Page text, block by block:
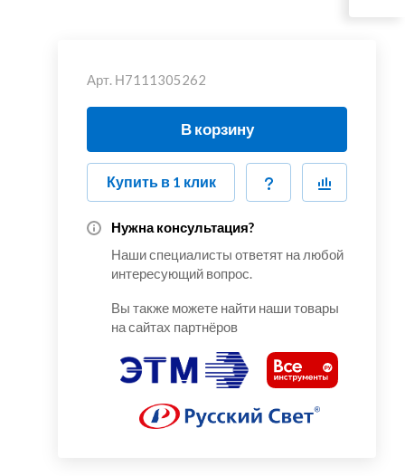
Арт. Н7111305262
В корзину
Купить в 1 клик
Нужна консультация?
Наши специалисты ответят на любой
интересующий вопрос.
Вы также можете найти наши товары
на сайтах партнёров